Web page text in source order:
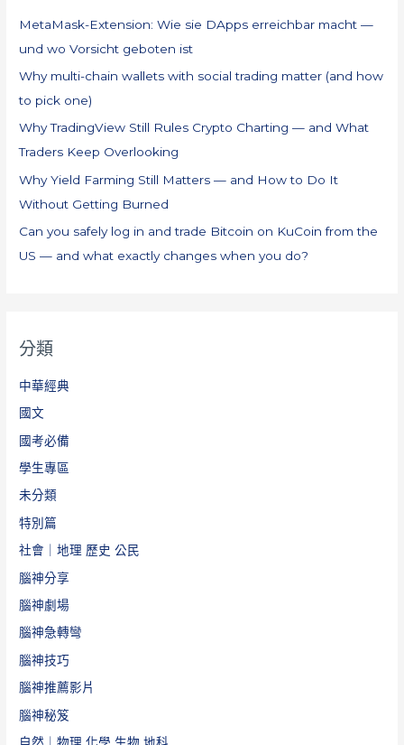
MetaMask-Extension: Wie sie DApps erreichbar macht —
und wo Vorsicht geboten ist
Why multi-chain wallets with social trading matter (and how
to pick one)
Why TradingView Still Rules Crypto Charting — and What
Traders Keep Overlooking
Why Yield Farming Still Matters — and How to Do It
Without Getting Burned
Can you safely log in and trade Bitcoin on KuCoin from the
US — and what exactly changes when you do?
分類
中華經典
國文
國考必備
學生專區
未分類
特別篇
社會｜地理 歷史 公民
腦神分享
腦神劇場
腦神急轉彎
腦神技巧
腦神推薦影片
腦神秘笈